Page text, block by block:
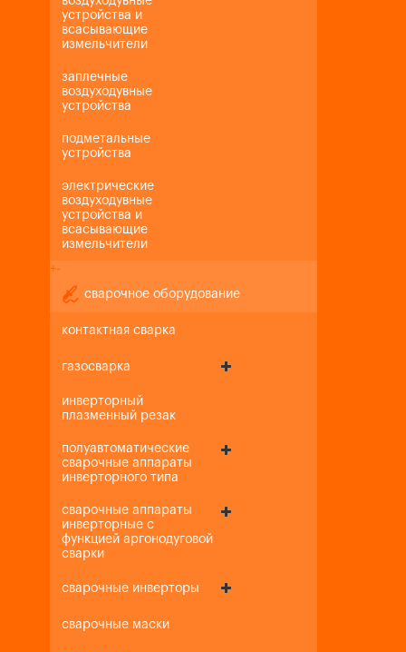
устройства и
всасывающие
измельчители
заплечные
воздуходувные
устройства
подметальные
устройства
электрические
воздуходувные
устройства и
всасывающие
измельчители
+-
сварочное оборудование
контактная сварка
газосварка
инверторный
плазменный резак
полуавтоматические
сварочные аппараты
инверторного типа
сварочные аппараты
инверторные с
функцией аргонодуговой
сварки
сварочные инверторы
сварочные маски